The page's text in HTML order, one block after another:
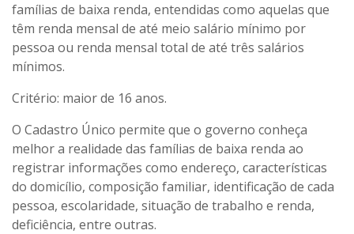
famílias de baixa renda, entendidas como aquelas que
têm renda mensal de até meio salário mínimo por
pessoa ou renda mensal total de até três salários
mínimos.
Critério: maior de 16 anos.
O Cadastro Único permite que o governo conheça
melhor a realidade das famílias de baixa renda ao
registrar informações como endereço, características
do domicílio, composição familiar, identificação de cada
pessoa, escolaridade, situação de trabalho e renda,
deficiência, entre outras.